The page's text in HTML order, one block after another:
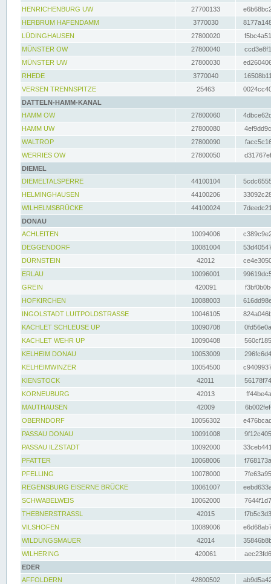
HENRICHENBURG UW
27700133
HERBRUM HAFENDAMM
3770030
LÜDINGHAUSEN
27800020
MÜNSTER OW
27800040
MÜNSTER UW
27800030
RHEDE
3770040
VERSEN TRENNSPITZE
25463
DATTELN-HAMM-KANAL
HAMM OW
27800060
HAMM UW
27800080
WALTROP
27800090
WERRIES OW
27800050
DIEMEL
DIEMELTALSPERRE
44100104
HELMINGHAUSEN
44100206
WILHELMSBRÜCKE
44100024
DONAU
ACHLEITEN
10094006
DEGGENDORF
10081004
DÜRNSTEIN
42012
ERLAU
10096001
GREIN
420091
HOFKIRCHEN
10088003
INGOLSTADT LUITPOLDSTRASSE
10046105
KACHLET SCHLEUSE UP
10090708
KACHLET WEHR UP
10090408
KELHEIM DONAU
10053009
KELHEIMWINZER
10054500
KIENSTOCK
42011
KORNEUBURG
42013
MAUTHAUSEN
42009
OBERNDORF
10056302
PASSAU DONAU
10091008
PASSAU ILZSTADT
10092000
PFATTER
10068006
PFELLING
10078000
REGENSBURG EISERNE BRÜCKE
10061007
SCHWABELWEIS
10062000
THEBNERSTRASSL
42015
VILSHOFEN
10089006
WILDUNGSMAUER
42014
WILHERING
420061
EDER
AFFOLDERN
42800502